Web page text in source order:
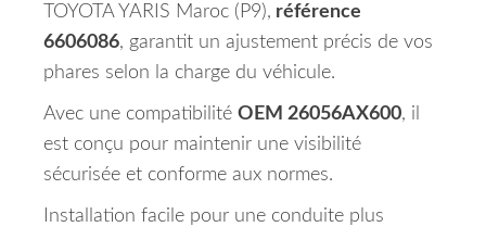
TOYOTA YARIS Maroc (P9), référence
6606086, garantit un ajustement précis de vos
phares selon la charge du véhicule.
Avec une compatibilité OEM 26056AX600, il
est conçu pour maintenir une visibilité
sécurisée et conforme aux normes.
Installation facile pour une conduite plus